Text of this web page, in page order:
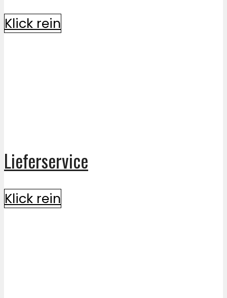
Klick rein
Lieferservice
Klick rein